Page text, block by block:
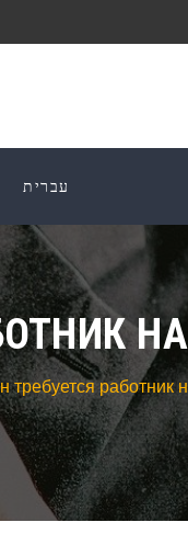
עברית
требуется работник